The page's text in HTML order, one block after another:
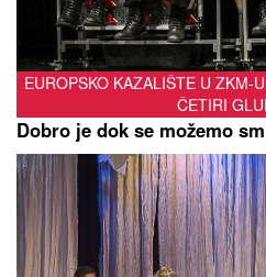
EUROPSKO KAZALIŠTE U ZKM-
ČETIRI
Dobro je dok se možemo